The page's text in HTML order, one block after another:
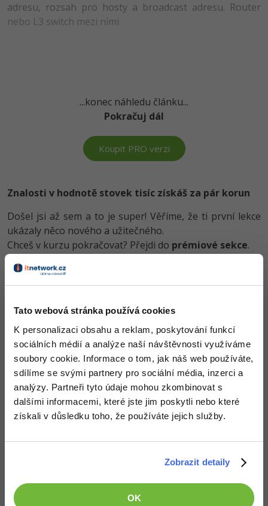
Tato webová stránka používá cookies
K personalizaci obsahu a reklam, poskytování funkcí
sociálních médií a analýze naší návštěvnosti využíváme
soubory cookie. Informace o tom, jak náš web používáte,
sdílíme se svými partnery pro sociální média, inzerci a
analýzy. Partneři tyto údaje mohou zkombinovat s
dalšími informacemi, které jste jim poskytli nebo které
získali v důsledku toho, že používáte jejich služby.
Zobrazit detaily
OK
SEO specialista
Pro děti
Linux
Elektronický podpis
Kurzy designu
Photoshop
Adobe Illustrator -80%
Adobe Lightroom
Adobe InDesign
Adobe After Effects
Blender -80%
Inkscape
Příběhy absolventů
Blog
Kariéra
Pro firmy
adresu, rozsah pro hosty a broadcast adresu. Router
nebo L3 switch mezi nimi
...konec náhledu článku...
Pokračuj dál
Koupit PRO verzi
Znalosti v hodnotě stovek tisíc získáš za pár korun
Došel jsi až sem a to je super! Věříme, že ti první lekce
ukázaly něco nového a užitečného.
Chceš v kurzu pokračovat? Přejdi do prémiové sekce.
Obsah článku spadá pod licenciPremium, koupí článku souhlasíš
Co od nás v dalších lekcích dostaneš?
Přístup k jednotlivým lekcím dle způsobu pořízení.
Kvalitní znalostiv oblasti IT.
Dovednosti, které ti pomohou získat vysněnou a
dobře placenou práci.
Požadovaný článek má následující obsah: